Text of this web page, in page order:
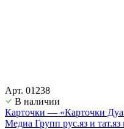
Арт. 01238
В наличии
Карточки — «Карточки
Медиа Групп рус.яз и тат.яз